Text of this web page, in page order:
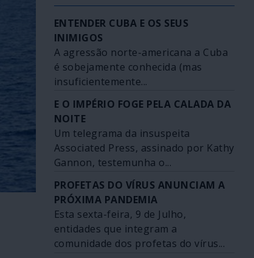
ENTENDER CUBA E OS SEUS
INIMIGOS
A agressão norte-americana a Cuba
é sobejamente conhecida (mas
insuficientemente...
E O IMPÉRIO FOGE PELA CALADA DA
NOITE
Um telegrama da insuspeita
Associated Press, assinado por Kathy
Gannon, testemunha o...
PROFETAS DO VÍRUS ANUNCIAM A
PRÓXIMA PANDEMIA
Esta sexta-feira, 9 de Julho,
entidades que integram a
comunidade dos profetas do vírus...